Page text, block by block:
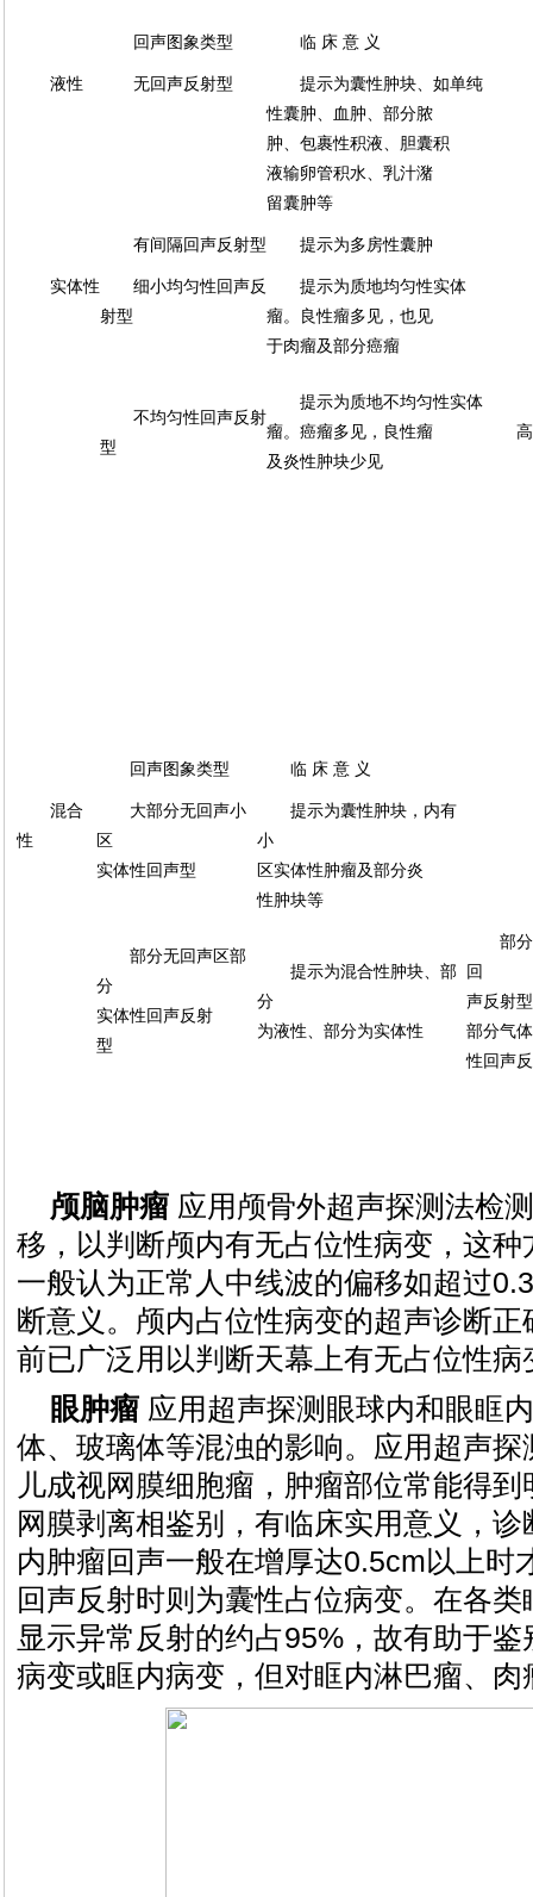
回声图象类型 临 床 意 义
液性 无回声反射型
提示为囊性肿块、如单纯
性囊肿、血肿、部分脓
肿、包裹性积液、胆囊积
液输卵管积水、乳汁潴
留囊肿等
有间隔回声反射型 提示为多房性囊肿
实体性
细小均匀性回声反
射型
提示为质地均匀性实体
瘤。良性瘤多见，也见
于肉瘤及部分癌瘤
不均匀性回声反射
型
提示为质地不均匀性实体
瘤。癌瘤多见，良性瘤
及炎性肿块少见
回声图象类型 临 床 意 义
混合
性
大部分无回声小
区
实体性回声型
提示为囊性肿块，内有
小
区实体性肿瘤及部分炎
性肿块等
部分无回声区部
分
实体性回声反射
型
提示为混合性肿块、部
分
为液性、部分为实体性
部
回
声反射型
部分气
性回声
颅脑肿瘤 应用颅骨外超声探测法检
移，以判断颅内有无占位性病变，这
一般认为正常人中线波的偏移如超过
断意义。颅内占位性病变的超声诊断
前已广泛用以判断天幕上有无占位性病
眼肿瘤 应用超声探测眼球内和眼眶
体、玻璃体等混浊的影响。应用超声
儿成视网膜细胞瘤，肿瘤部位常能得
网膜剥离相鉴别，有临床实用意义，
内肿瘤回声一般在增厚达0.5cm以上时
回声反射时则为囊性占位病变。在各
显示异常反射的约占95%，故有助于
病变或眶内病变，但对眶内淋巴瘤、